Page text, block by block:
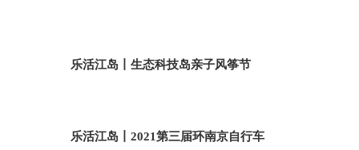
乐活江岛丨生态科技岛亲子风筝节
乐活江岛丨2021第三届环南京自行车